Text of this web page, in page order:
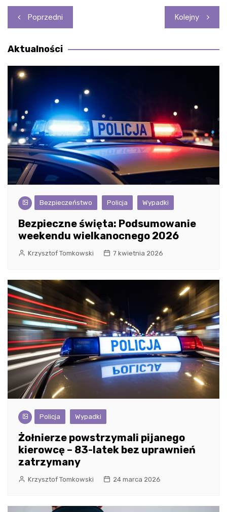
Nawigacja
wpisu
Poprzedni Kolejny
Aktualności
Bezpieczeństwo Policja Wypadki
Bezpieczne święta: Podsumowanie
weekendu wielkanocnego 2026
Krzysztof Tomkowski 7 kwietnia 2026
Policja Wypadki
Żołnierze powstrzymali pijanego
kierowcę – 83-latek bez uprawnień
zatrzymany
Krzysztof Tomkowski 24 marca 2026